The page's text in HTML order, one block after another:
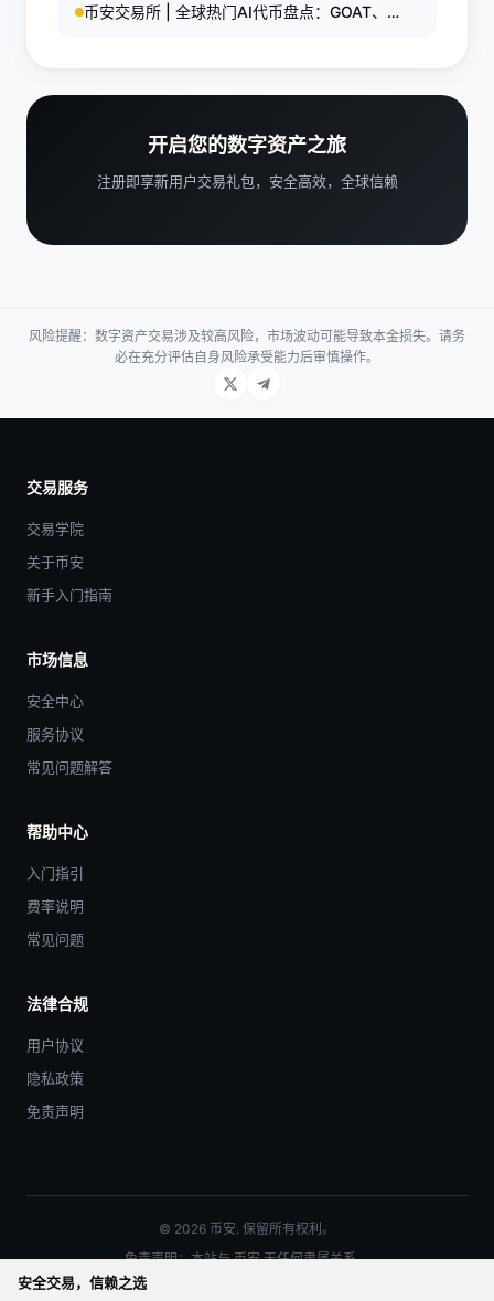
币安交易所 | 全球热门AI代币盘点：GOAT、
开启您的数字资产之旅
注册即享新用户交易礼包，安全高效，全球信赖
风险提醒：数字资产交易涉及较高风险，市场波动可能导致本金损失。请务
必在充分评估自身风险承受能力后审慎操作。
交易服务
交易学院
关于币安
新手入门指南
市场信息
安全中心
服务协议
常见问题解答
帮助中心
入门指引
费率说明
常见问题
法律合规
用户协议
隐私政策
免责声明
© 2026 币安. 保留所有权利。
免责声明：本站与 币安 无任何隶属关系。
安全交易，信赖之选